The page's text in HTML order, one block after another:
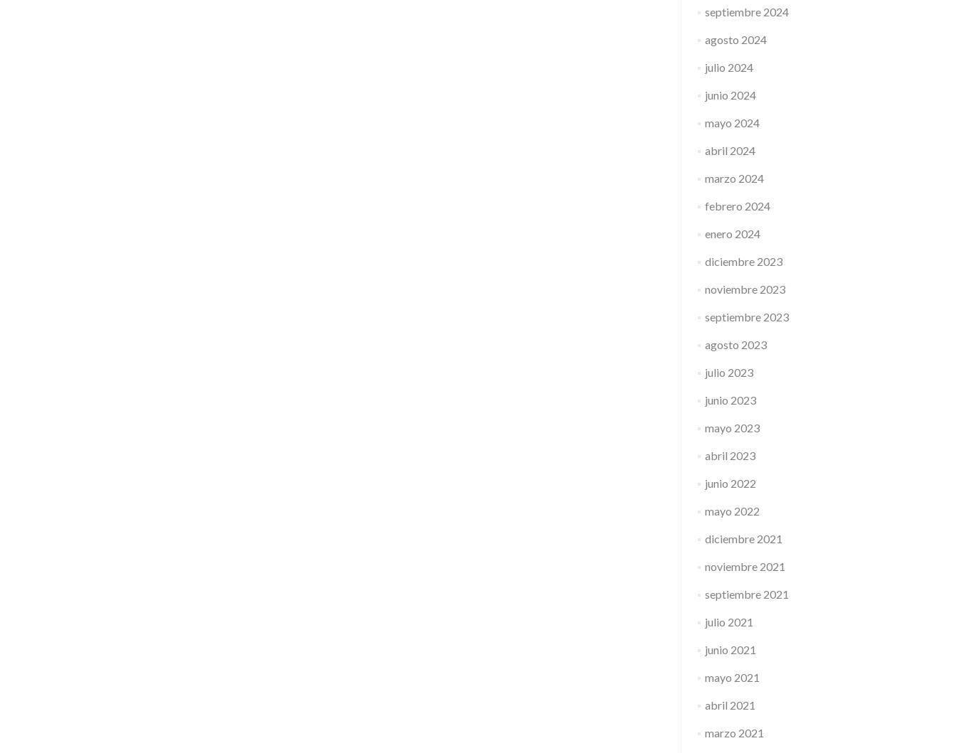
septiembre 2024
agosto 2024
julio 2024
junio 2024
mayo 2024
abril 2024
marzo 2024
febrero 2024
enero 2024
diciembre 2023
noviembre 2023
septiembre 2023
agosto 2023
julio 2023
junio 2023
mayo 2023
abril 2023
junio 2022
mayo 2022
diciembre 2021
noviembre 2021
septiembre 2021
julio 2021
junio 2021
mayo 2021
abril 2021
marzo 2021